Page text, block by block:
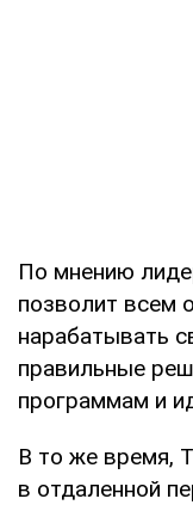
По мнению
позволит всем
нарабатывать
правильные
программам и
В то же время,
в отдаленной